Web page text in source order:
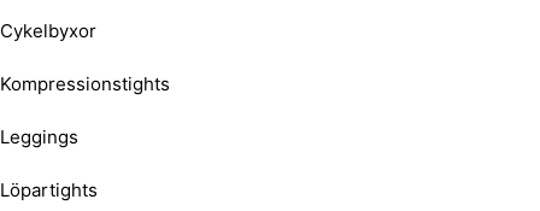
Cykelbyxor
Kompressionstights
Leggings
Löpartights